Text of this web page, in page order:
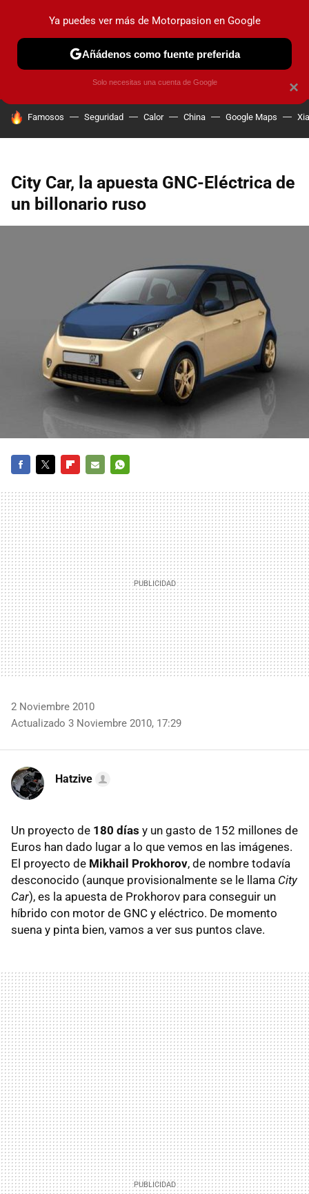
PRUEBAS COCHES ELÉCTRICOS OBSERVATORIO
HOY SE HABLA DE
Famosos Seguridad Calor China Google Maps
City Car, la apuesta GNC-Eléctrica de
un billonario ruso
MAIL
2 Noviembre 2010
Actualizado 3 Noviembre 2010, 17:29
Hatzive
Un proyecto de 180 días y un gasto de 152 millones de
Euros han dado lugar a lo que vemos en las imágenes.
El proyecto de Mikhail Prokhorov, de nombre todavía
desconocido (aunque provisionalmente se le llama City
Car), es la apuesta de Prokhorov para conseguir un
híbrido con motor de GNC y eléctrico. De momento
suena y pinta bien, vamos a ver sus puntos clave.
×
Ya puedes ver más de Motorpasion en Google
Añádenos como fuente preferida
Solo necesitas una cuenta de Google